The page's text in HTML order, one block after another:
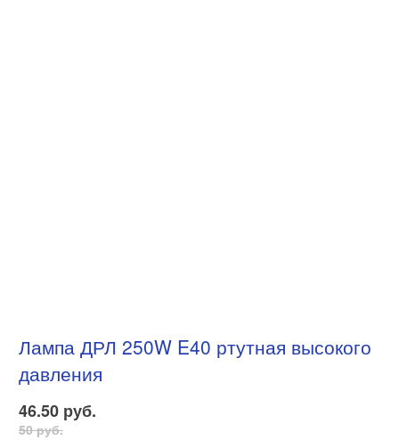
Лампа ДРЛ 250W E40 ртутная высокого
давления
46.50 руб.
50 руб.